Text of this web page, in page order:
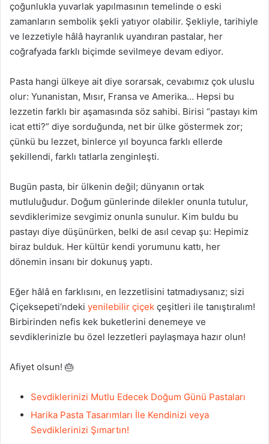
çoğunlukla yuvarlak yapılmasının temelinde o eski
zamanların sembolik şekli yatıyor olabilir. Şekliyle, tarihiyle
ve lezzetiyle hâlâ hayranlık uyandıran pastalar, her
coğrafyada farklı biçimde sevilmeye devam ediyor.
Pasta hangi ülkeye ait diye sorarsak, cevabımız çok uluslu
olur: Yunanistan, Mısır, Fransa ve Amerika… Hepsi bu
lezzetin farklı bir aşamasında söz sahibi. Birisi “pastayı kim
icat etti?” diye sorduğunda, net bir ülke göstermek zor;
çünkü bu lezzet, binlerce yıl boyunca farklı ellerde
şekillendi, farklı tatlarla zenginleşti.
Bugün pasta, bir ülkenin değil; dünyanın ortak
mutluluğudur. Doğum günlerinde dilekler onunla tutulur,
sevdiklerimize sevgimiz onunla sunulur. Kim buldu bu
pastayı diye düşünürken, belki de asıl cevap şu: Hepimiz
biraz bulduk. Her kültür kendi yorumunu kattı, her
dönemin insanı bir dokunuş yaptı.
Eğer hâlâ en farklısını, en lezzetlisini tatmadıysanız; sizi
Çiçeksepeti’ndeki yenilebilir çiçek çeşitleri ile tanıştıralım!
Birbirinden nefis kek buketlerini denemeye ve
sevdiklerinizle bu özel lezzetleri paylaşmaya hazır olun!
Afiyet olsun! 🎂
Sevdiklerinizi Mutlu Edecek Doğum Günü Pastaları
Harika Pasta Tasarımları İle Kendinizi veya
Sevdiklerinizi Şımartın!